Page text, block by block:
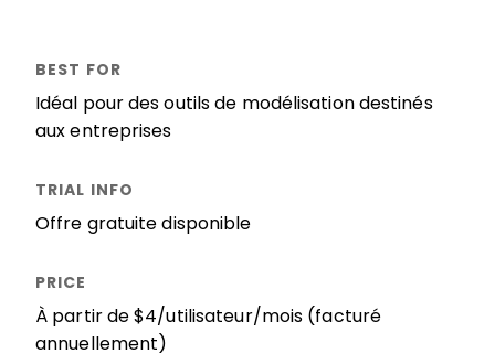
Idéal pour des outils de modélisation destinés
aux entreprises
Offre gratuite disponible
À partir de $4/utilisateur/mois (facturé
annuellement)